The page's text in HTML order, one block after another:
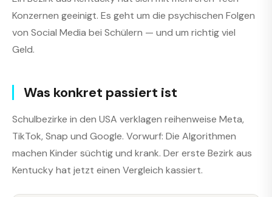
Konzernen geeinigt. Es geht um die psychischen Folgen
von Social Media bei Schülern — und um richtig viel
Geld.
Was konkret passiert ist
Schulbezirke in den USA verklagen reihenweise Meta,
TikTok, Snap und Google. Vorwurf: Die Algorithmen
machen Kinder süchtig und krank. Der erste Bezirk aus
Kentucky hat jetzt einen Vergleich kassiert.